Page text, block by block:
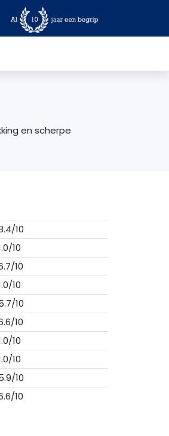
en scherpe
10
10
10
10
10
10
10
10
10
10